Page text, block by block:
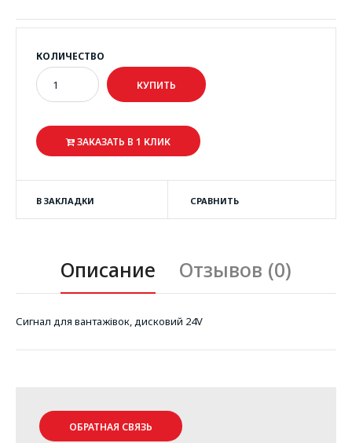
КОЛИЧЕСТВО
ЗАКАЗАТЬ В 1 КЛИК
В ЗАКЛАДКИ СРАВНИТЬ
Описание Отзывов (0)
Сигнал для вантажівок, дисковий 24V
ОБРАТНАЯ СВЯЗЬ